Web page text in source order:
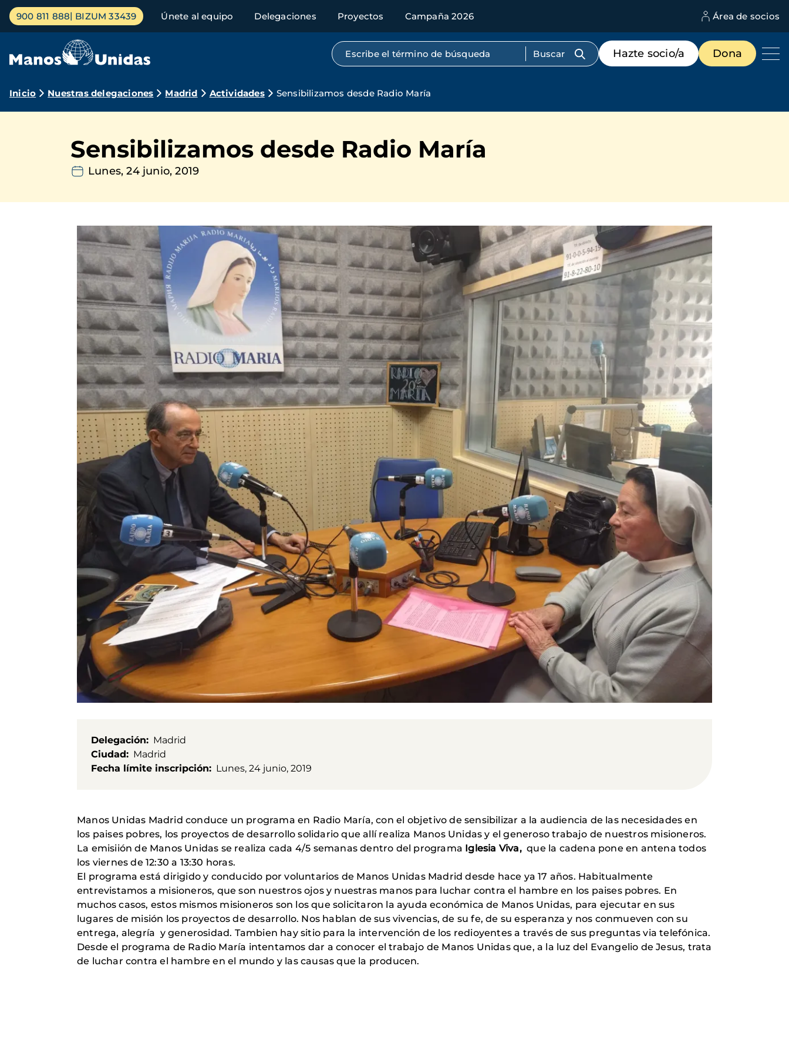
Pasar
contenido
Menú
principal
900 811 888 BIZUM 33439 Únete al equipo Delegaciones Proyectos Campaña 2026 Área de socios
Búsqueda por texto completo
Menú
de
destacados
Hazte socio/a Dona
Ruta
navegación
Inicio Nuestras delegaciones Madrid Actividades Sensibilizamos desde Radio María
Sensibilizamos desde Radio María
Lunes, 24 junio, 2019
Delegación
Madrid
Ciudad
Madrid
Fecha límite inscripción
Lunes, 24 junio, 2019
Manos Unidas Madrid conduce un programa en Radio María, con el objetivo de sensibilizar a la audiencia de las necesidades en
los paises pobres, los proyectos de desarrollo solidario que allí realiza Manos Unidas y el generoso trabajo de nuestros misioneros.
La emisiión de Manos Unidas se realiza cada 4/5 semanas dentro del programa Iglesia Viva,que la cadena pone en antena todos
los viernes de 12:30 a 13:30 horas.
El programa está dirigido y conducido por voluntarios de Manos Unidas Madrid desde hace ya 17 años. Habitualmente
entrevistamos a misioneros, que son nuestros ojos y nuestras manos para luchar contra el hambre en los paises pobres. En
muchos casos, estos mismos misioneros son los que solicitaron la ayuda económica de Manos Unidas, para ejecutar en sus
lugares de misión los proyectos de desarrollo. Nos hablan de sus vivencias, de su fe, de su esperanza y nos conmueven con su
entrega, alegría y generosidad. Tambien hay sitio para la intervención de los redioyentes a través de sus preguntas via telefónica.
Desde el programa de Radio María intentamos dar a conocer el trabajo de Manos Unidas que, a la luz del Evangelio de Jesus, trata
de luchar contra el hambre en el mundo y las causas que la producen.